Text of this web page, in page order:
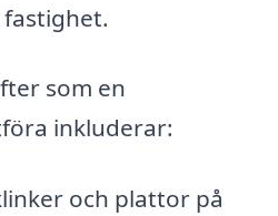
som en
inkluderar:
och plattor på